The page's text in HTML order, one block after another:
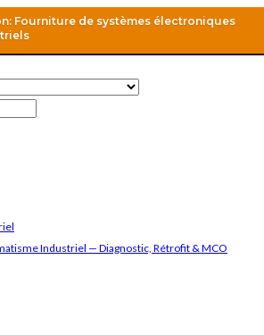
Fourniture de systèmes électroniques
Industriel — Diagnostic, Rétrofit & MCO